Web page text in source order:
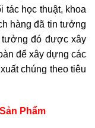
tác học thuật, khoa
hàng đã tin tưởng
tưởng đó được xây
để xây dựng các
chúng theo tiêu
Phẩm